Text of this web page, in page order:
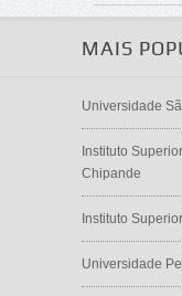
MAIS
Universidade
Instituto
Chipande
Instituto
Universidade